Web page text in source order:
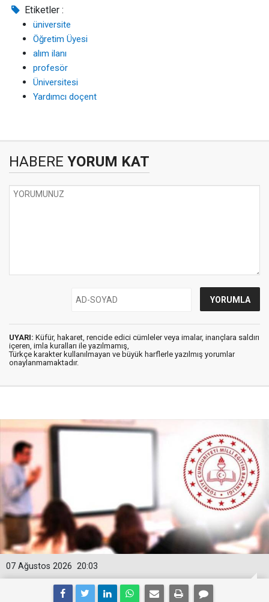
Etiketler :
üniversite
Öğretim Üyesi
alım ilanı
profesör
Üniversitesi
Yardımcı doçent
HABERE YORUM KAT
UYARI: Küfür, hakaret, rencide edici cümleler veya imalar, inançlara saldırı
içeren, imla kuralları ile yazılmamış,
Türkçe karakter kullanılmayan ve büyük harflerle yazılmış yorumlar
onaylanmamaktadır.
20:03
07 Ağustos 2026